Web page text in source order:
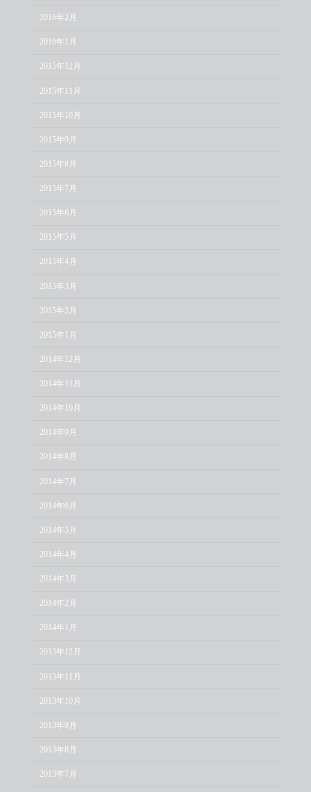
2016年2月
2016年1月
2015年12月
2015年11月
2015年10月
2015年9月
2015年8月
2015年7月
2015年6月
2015年5月
2015年4月
2015年3月
2015年2月
2015年1月
2014年12月
2014年11月
2014年10月
2014年9月
2014年8月
2014年7月
2014年6月
2014年5月
2014年4月
2014年3月
2014年2月
2014年1月
2013年12月
2013年11月
2013年10月
2013年9月
2013年8月
2013年7月